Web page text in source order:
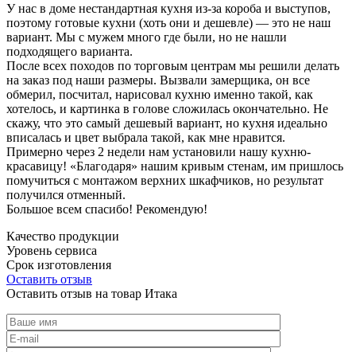
У нас в доме нестандартная кухня из-за короба и выступов,
поэтому готовые кухни (хоть они и дешевле) — это не наш
вариант. Мы с мужем много где были, но не нашли
подходящего варианта.
После всех походов по торговым центрам мы решили делать
на заказ под наши размеры. Вызвали замерщика, он все
обмерил, посчитал, нарисовал кухню именно такой, как
хотелось, и картинка в голове сложилась окончательно. Не
скажу, что это самый дешевый вариант, но кухня идеально
вписалась и цвет выбрала такой, как мне нравится.
Примерно через 2 недели нам установили нашу кухню-
красавицу! «Благодаря» нашим кривым стенам, им пришлось
помучиться с монтажом верхних шкафчиков, но результат
получился отменный.
Большое всем спасибо! Рекомендую!
Качество продукции
Уровень сервиса
Срок изготовления
Оставить отзыв
Оставить отзыв на товар Итака